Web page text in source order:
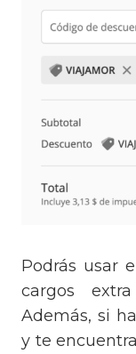
Podrás usar
cargos
Además, si
y te